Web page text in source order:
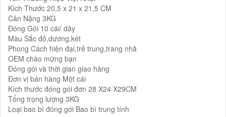
Kích Thước 20,5 x 21 x 21,5 CM
Cân Nặng 3KG
Đóng Gói 10 cái/ dây
Màu Sắc đỏ,dương,két
Phong Cách hiện đại,trẻ trung,trang nhã
OEM chào mừng bạn
Đóng gói và thời gian giao hàng
Đơn vị bán hàng Một cái
Kích thước đóng gói đơn 28 X24 X29CM
Tổng trọng lượng 3KG
Loại bao bì đóng gói Bao bì trung tính